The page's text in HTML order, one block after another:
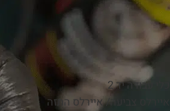
סנן
קטגוריות
כלי עבודה יד 2
איירלס צביעה/ איירלס התזה